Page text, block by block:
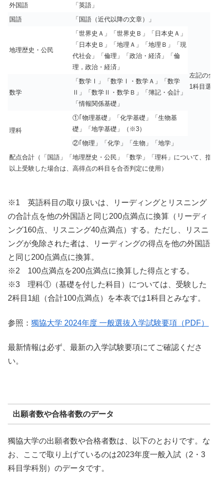
外国語
「英語」
国語
「国語（近代以降の文章）」
左記の全
1科目選択
地理歴史・公民
「世界史Ａ」「世界史Ｂ」「日本史Ａ」
「日本史Ｂ」「地理Ａ」「地理Ｂ」「現
代社会」「倫理」「政治・経済」「倫
理，政治・経済」
数学
「数学Ⅰ」「数学Ⅰ・数学Ａ」「数学
Ⅱ」「数学Ⅱ・数学Ｂ」「簿記・会計」
「情報関係基礎」
理科
①｢物理基礎」「化学基礎」「生物基
礎」「地学基礎」（※3）
②｢物理」「化学」「生物」「地学」
配点合計（「国語」「地理歴史・公民」「数学」「理科」について、指
以上受験した場合は、高得点の科目を合否判定に使用）
※1 英語科目の取り扱いは、リーディングとリスニング
の合計点を他の外国語と同じ200点満点に換算（リーディ
ング160点、リスニング40点満点）する。ただし、リスニ
ングが免除された者は、リーディングの得点を他の外国語
と同じ200点満点に換算。
※2 100点満点を200点満点に換算した得点とする。
※3 理科①（基礎を付した科目）については、受験した
2科目1組（合計100点満点）を本表では1科目とみなす。
参照： 獨協大学 2024年度 一般選抜入学試験要項（PDF）
最新情報は必ず、最新の入学試験要項にてご確認くださ
い。
出願者数や合格者数のデータ
獨協大学の出願者数や合格者数は、以下のとおりです。な
お、ここで取り上げているのは2023年度一般入試（2・3
科目学科別）のデータです。